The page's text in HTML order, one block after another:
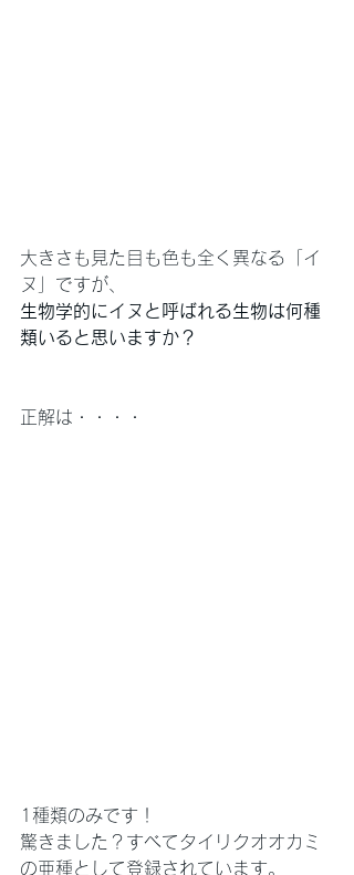
大きさも見た目も色も全く異なる「イ
ヌ」ですが、
生物学的にイヌと呼ばれる生物は何種
類いると思いますか？
正解は・・・・
1種類のみです！
驚きました？すべてタイリクオオカミ
の亜種として登録されています。